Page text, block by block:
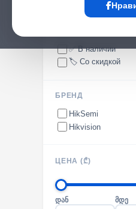
✅ В наличии
🏷️ Со скидкой
БРЕНД
HikSemi
Hikvision
ЦЕНА (₾)
დან მდე